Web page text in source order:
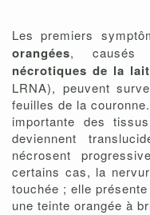
Les premiers
orangées,
nécrotiques de la
LRNA), peuvent
feuilles de la
importante des
deviennent
nécrosent
certains cas, la
touchée ; elle
une teinte orangée à